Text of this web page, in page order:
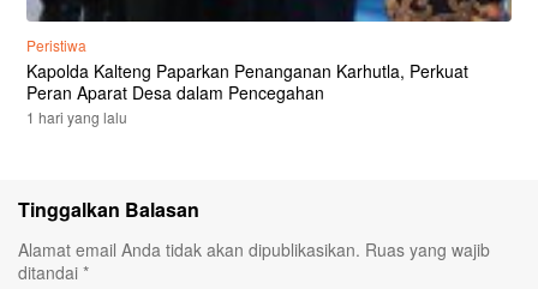
Peristiwa
Kapolda Kalteng Paparkan Penanganan Karhutla, Perkuat
Peran Aparat Desa dalam Pencegahan
1 hari yang lalu
Tinggalkan Balasan
Alamat email Anda tidak akan dipublikasikan. Ruas yang wajib
ditandai *